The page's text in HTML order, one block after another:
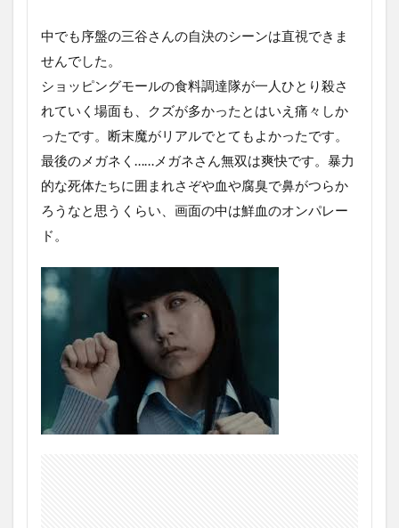
中でも序盤の三谷さんの自決のシーンは直視できま
せんでした。
ショッピングモールの食料調達隊が一人ひとり殺さ
れていく場面も、クズが多かったとはいえ痛々しか
ったです。断末魔がリアルでとてもよかったです。
最後のメガネく……メガネさん無双は爽快です。暴力
的な死体たちに囲まれさぞや血や腐臭で鼻がつらか
ろうなと思うくらい、画面の中は鮮血のオンパレー
ド。